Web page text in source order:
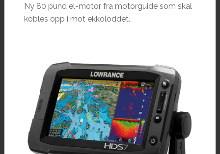
Ny 80 pund el-motor fra motorguide som skal
kobles opp i mot ekkoloddet.